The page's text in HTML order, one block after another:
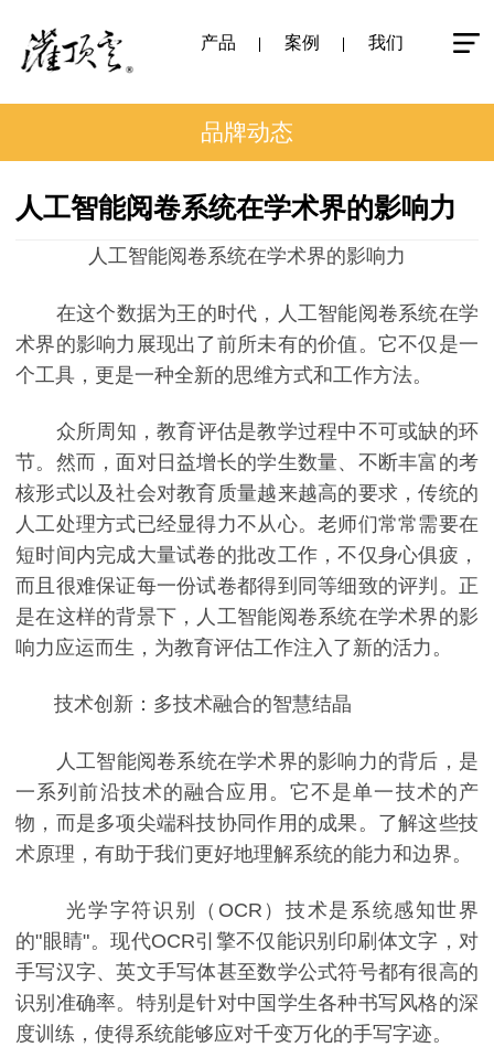
产品 案例 我们
品牌动态
人工智能阅卷系统在学术界的影响力
人工智能阅卷系统在学术界的影响力
在这个数据为王的时代，人工智能阅卷系统在学
术界的影响力展现出了前所未有的价值。它不仅是一
个工具，更是一种全新的思维方式和工作方法。
众所周知，教育评估是教学过程中不可或缺的环
节。然而，面对日益增长的学生数量、不断丰富的考
核形式以及社会对教育质量越来越高的要求，传统的
人工处理方式已经显得力不从心。老师们常常需要在
短时间内完成大量试卷的批改工作，不仅身心俱疲，
而且很难保证每一份试卷都得到同等细致的评判。正
是在这样的背景下，人工智能阅卷系统在学术界的影
响力应运而生，为教育评估工作注入了新的活力。
技术创新：多技术融合的智慧结晶
人工智能阅卷系统在学术界的影响力的背后，是
一系列前沿技术的融合应用。它不是单一技术的产
物，而是多项尖端科技协同作用的成果。了解这些技
术原理，有助于我们更好地理解系统的能力和边界。
光学字符识别（OCR）技术是系统感知世界
的"眼睛"。现代OCR引擎不仅能识别印刷体文字，对
手写汉字、英文手写体甚至数学公式符号都有很高的
识别准确率。特别是针对中国学生各种书写风格的深
度训练，使得系统能够应对千变万化的手写字迹。